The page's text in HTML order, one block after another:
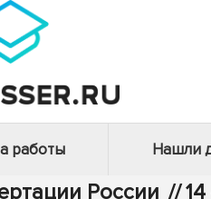
работы Нашли
России //